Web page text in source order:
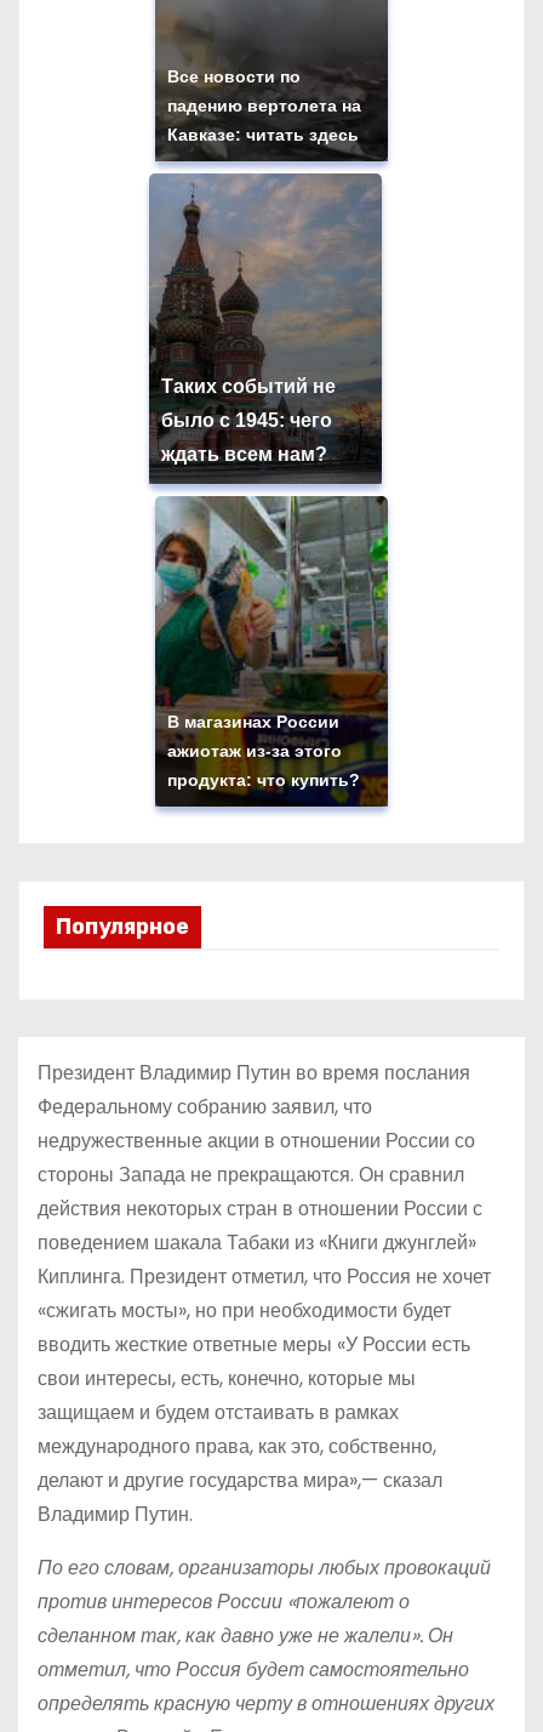
Все новости по
падению вертолета на
Кавказе: читать здесь
Таких событий не
было с 1945: чего
ждать всем нам?
В магазинах России
ажиотаж из-за этого
продукта: что купить?
Популярное
Президент Владимир Путин во время послания
Федеральному собранию заявил, что
недружественные акции в отношении России со
стороны Запада не прекращаются. Он сравнил
действия некоторых стран в отношении России с
поведением шакала Табаки из «Книги джунглей»
Киплинга. Президент отметил, что Россия не хочет
«сжигать мосты», но при необходимости будет
вводить жесткие ответные меры «У России есть
свои интересы, есть, конечно, которые мы
защищаем и будем отстаивать в рамках
международного права, как это, собственно,
делают и другие государства мира»,— сказал
Владимир Путин.
По его словам, организаторы любых провокаций
против интересов России «пожалеют о
сделанном так, как давно уже не жалели». Он
отметил, что Россия будет самостоятельно
определять красную черту в отношениях других